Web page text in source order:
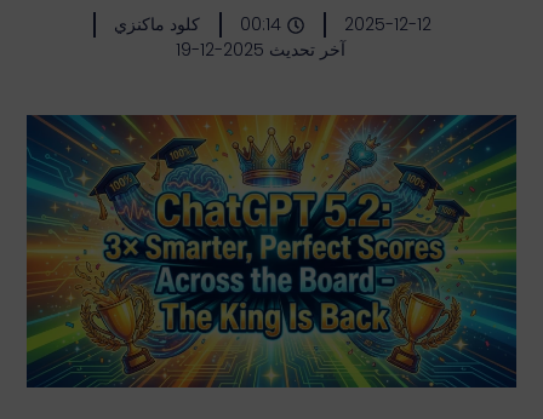
2025-12-12
00:14
كلود ماكنزي
آخر تحديث 2025-12-19